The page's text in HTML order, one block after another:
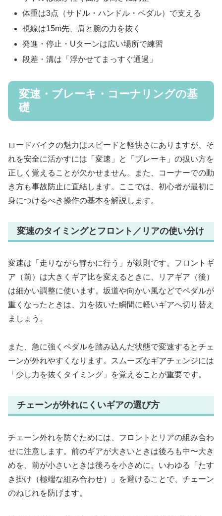
体重は3点（サドル・ハンドル・ペダル）で支える
視線は15m先、肩と腕の力を抜く
発進・停止・Uターンは広い場所で練習
段差・溝は「浮かせてまっすぐ通過」
変速・ブレーキ・コーナリングの基
礎
ロードバイクの魅力はスピードと軽快さにありますが、そ
れを安全に活かすには「変速」と「ブレーキ」の扱い方を
正しく覚えることが欠かせません。また、コーナーでの動
き方も事故防止に直結します。ここでは、初心者が最初に
身につけるべき操作の基本を解説します。
変速のタイミングとフロント／リアの使い分け
変速は「走りながら静かに行う」が鉄則です。フロントギ
ア（前）は大きくギア比を変えるときに、リアギア（後）
は細かい調整に使います。坂道や向かい風などでペダルが
重くなったときは、力を抜いた瞬間に軽いギアへ切り替え
ましょう。
また、急に強くペダルを踏み込んだ状態で変速するとチェ
ーンが外れやすくなります。スムーズなギアチェンジには
「少し力を抜くタイミング」を覚えることが重要です。
チェーンが外れにくいギアの選び方
チェーン外れを防ぐためには、フロントとリアの組み合わ
せに注意します。前のギアが大きいときは後ろも中〜大き
めを、前が小さいときは後ろを小さめに。いわゆる「たす
き掛け（極端な組み合わせ）」を避けることで、チェーン
のねじれを防げます。